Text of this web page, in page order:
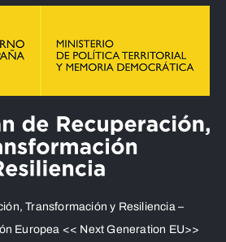
Transformación y Resiliencia –
Europea << Next Generation EU>>